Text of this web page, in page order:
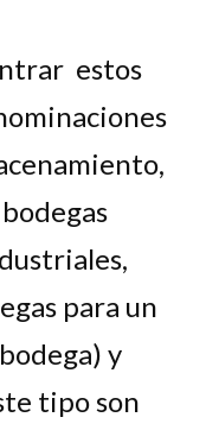
estos
para un
y
tipo son